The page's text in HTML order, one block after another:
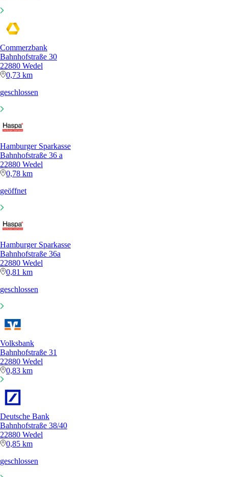
Commerzbank
Bahnhofstraße 30
22880 Wedel
0,73 km
geschlossen
Hamburger Sparkasse
Bahnhofstraße 36 a
22880 Wedel
0,78 km
geöffnet
Hamburger Sparkasse
Bahnhofstraße 36a
22880 Wedel
0,81 km
geschlossen
Volksbank
Bahnhofstraße 31
22880 Wedel
0,83 km
Deutsche Bank
Bahnhofstraße 38/40
22880 Wedel
0,85 km
geschlossen